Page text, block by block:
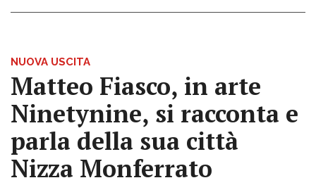
NUOVA USCITA
Matteo Fiasco, in arte
Ninetynine, si racconta e
parla della sua città
Nizza Monferrato